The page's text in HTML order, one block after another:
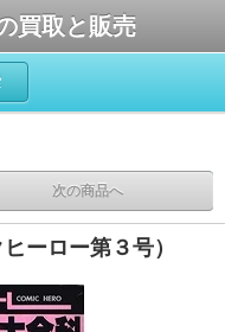
買取と販売
次の商品へ
ーロー第３号）